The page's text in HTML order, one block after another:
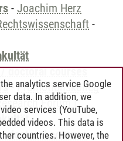
- Joachim Herz
-
doctoral courses
-Promotionskolleg
Forum I
doctoral courses
analytics service Google
data. In addition, we
services (YouTube,
videos. This data is
countries. However, the